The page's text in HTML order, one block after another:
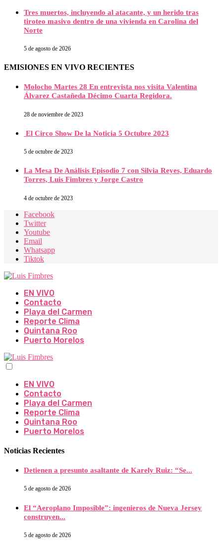
Tres muertos, incluyendo al atacante, y un herido tras
tiroteo masivo dentro de una vivienda en Carolina del
Norte
5 de agosto de 2026
EMISIONES EN VIVO RECIENTES
Molocho Martes 28 En entrevista nos visita Valentina
Álvarez Castañeda Décimo Cuarta Regidora.
28 de noviembre de 2023
El Circo Show De la Noticia 5 Octubre 2023
5 de octubre de 2023
La Mesa De Análisis Episodio 7 con Silvia Reyes, Eduardo
Torres, Luis Fimbres y Jorge Castro
4 de octubre de 2023
Facebook
Twitter
Youtube
Email
Whatsapp
Tiktok
EN VIVO
Contacto
Playa del Carmen
Reporte Clima
Quintana Roo
Puerto Morelos
EN VIVO
Contacto
Playa del Carmen
Reporte Clima
Quintana Roo
Puerto Morelos
Noticias Recientes
Detienen a presunto asaltante de Karely Ruiz: “Se...
5 de agosto de 2026
El “Aeroplano Imposible”: ingenieros de Nueva Jersey
construyen...
5 de agosto de 2026